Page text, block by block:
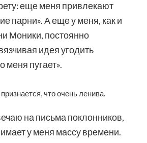
еще меня привлекают
парни». А еще у меня, как и
Моники, постоянно
идея угодить
меня пугает».
что очень ленива.
на письма поклонников,
у меня массу времени.